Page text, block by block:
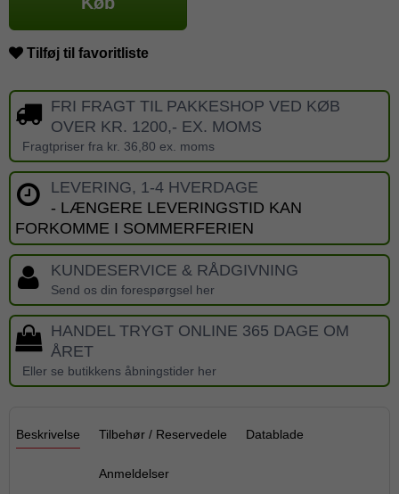
Tilføj til favoritliste
FRI FRAGT TIL PAKKESHOP VED KØB
OVER KR. 1200,- EX. MOMS
Fragtpriser fra kr. 36,80 ex. moms
LEVERING, 1-4 HVERDAGE
- LÆNGERE LEVERINGSTID KAN
FORKOMME I SOMMERFERIEN
KUNDESERVICE & RÅDGIVNING
Send os din forespørgsel her
HANDEL TRYGT ONLINE 365 DAGE OM
ÅRET
Eller se butikkens åbningstider her
Beskrivelse Tilbehør / Reservedele Datablade
Anmeldelser